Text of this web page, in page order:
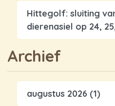
Hittegolf: sluiting
dierenasiel op 24,
Archief
augustus 2026 (1)